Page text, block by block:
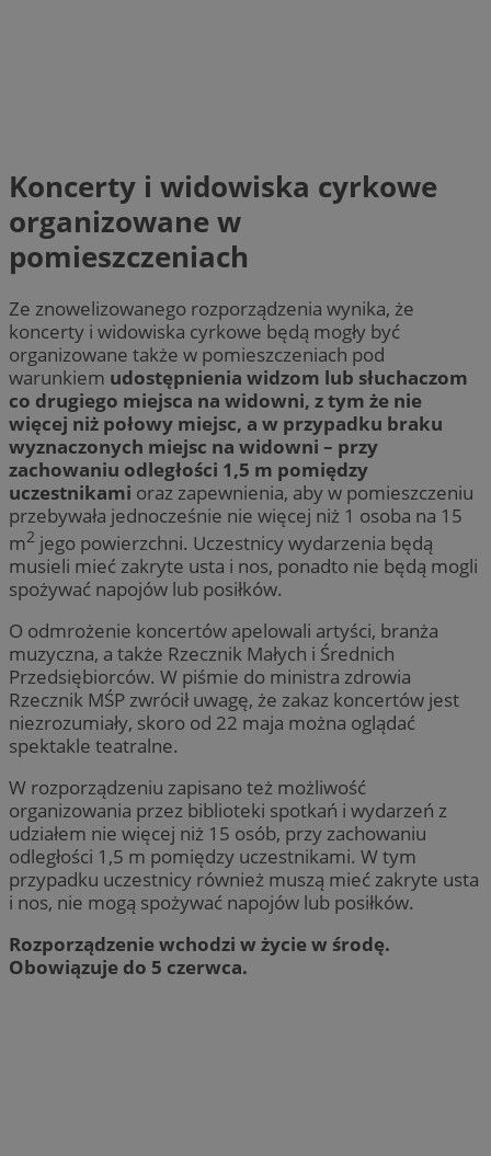
Koncerty i widowiska cyrkowe
organizowane w
pomieszczeniach
Ze znowelizowanego rozporządzenia wynika, że
koncerty i widowiska cyrkowe będą mogły być
organizowane także w pomieszczeniach pod
warunkiem udostępnienia widzom lub słuchaczom
co drugiego miejsca na widowni, z tym że nie
więcej niż połowy miejsc, a w przypadku braku
wyznaczonych miejsc na widowni – przy
zachowaniu odległości 1,5 m pomiędzy
uczestnikami oraz zapewnienia, aby w pomieszczeniu
przebywała jednocześnie nie więcej niż 1 osoba na 15
m2 jego powierzchni. Uczestnicy wydarzenia będą
musieli mieć zakryte usta i nos, ponadto nie będą mogli
spożywać napojów lub posiłków.
O odmrożenie koncertów apelowali artyści, branża
muzyczna, a także Rzecznik Małych i Średnich
Przedsiębiorców. W piśmie do ministra zdrowia
Rzecznik MŚP zwrócił uwagę, że zakaz koncertów jest
niezrozumiały, skoro od 22 maja można oglądać
spektakle teatralne.
W rozporządzeniu zapisano też możliwość
organizowania przez biblioteki spotkań i wydarzeń z
udziałem nie więcej niż 15 osób, przy zachowaniu
odległości 1,5 m pomiędzy uczestnikami. W tym
przypadku uczestnicy również muszą mieć zakryte usta
i nos, nie mogą spożywać napojów lub posiłków.
Rozporządzenie wchodzi w życie w środę.
Obowiązuje do 5 czerwca.